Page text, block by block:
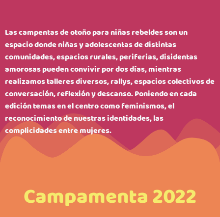
Las campentas de otoño para niñas rebeldes son un
espacio donde niñas y adolescentas de distintas
comunidades, espacios rurales, periferias, disidentas
amorosas pueden convivir por dos días, mientras
realizamos talleres diversos, rallys, espacios colectivos de
conversación, reflexión y descanso. Poniendo en cada
edición temas en el centro como feminismos, el
reconocimiento de nuestras identidades, las
complicidades entre mujeres.
Campamenta 2022